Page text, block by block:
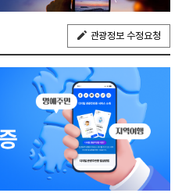
관광정보 수정요청